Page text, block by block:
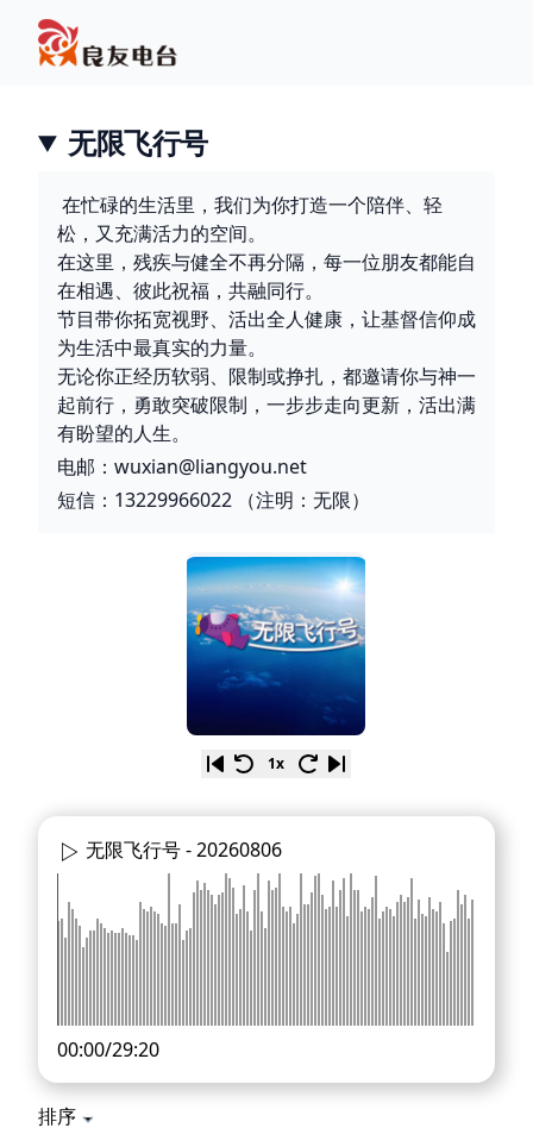
无限飞行号
在忙碌的生活里，我们为你打造一个陪伴、轻
松，又充满活力的空间。
在这里，残疾与健全不再分隔，每一位朋友都能自
在相遇、彼此祝福，共融同行。
节目带你拓宽视野、活出全人健康，让基督信仰成
为生活中最真实的力量。
无论你正经历软弱、限制或挣扎，都邀请你与神一
起前行，勇敢突破限制，一步步走向更新，活出满
有盼望的人生。
电邮：wuxian@liangyou.net
短信：13229966022 （注明：无限）
1x
无限飞行号 -20260806
00:00/29:20
排序